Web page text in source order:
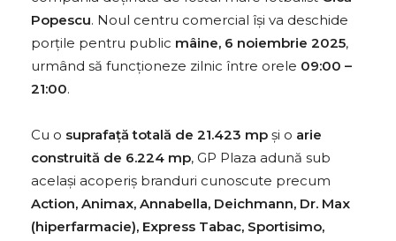
Popescu. Noul centru comercial își va deschide
porțile pentru public mâine, 6 noiembrie 2025,
urmând să funcționeze zilnic între orele 09:00 –
21:00.
Cu o suprafață totală de 21.423 mp și o arie
construită de 6.224 mp, GP Plaza adună sub
același acoperiș branduri cunoscute precum
Action, Animax, Annabella, Deichmann, Dr. Max
(hiperfarmacie), Express Tabac, Sportisimo,